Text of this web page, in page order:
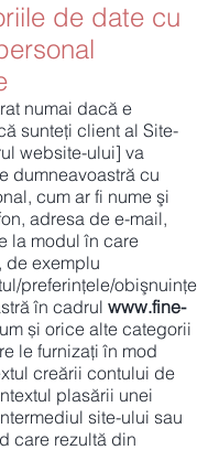
de date cu
numai dacă e
sunteți client al Site-
website-ului] va
dumneavoastră cu
cum ar fi nume şi
adresa de e-mail,
la modul în care
de exemplu
preferinţele/obişnuințe
în cadrul www.fine-
și orice alte categorii
le furnizați în mod
creării contului de
plasării unei
site-ului sau
care rezultă din